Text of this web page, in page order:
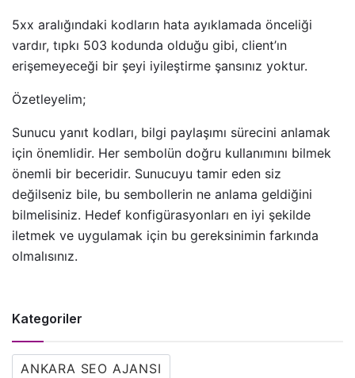
5xx aralığındaki kodların hata ayıklamada önceliği
vardır, tıpkı 503 kodunda olduğu gibi, client’ın
erişemeyeceği bir şeyi iyileştirme şansınız yoktur.
Özetleyelim;
Sunucu yanıt kodları, bilgi paylaşımı sürecini anlamak
için önemlidir. Her sembolün doğru kullanımını bilmek
önemli bir beceridir. Sunucuyu tamir eden siz
değilseniz bile, bu sembollerin ne anlama geldiğini
bilmelisiniz. Hedef konfigürasyonları en iyi şekilde
iletmek ve uygulamak için bu gereksinimin farkında
olmalısınız.
Kategoriler
ANKARA SEO AJANSI